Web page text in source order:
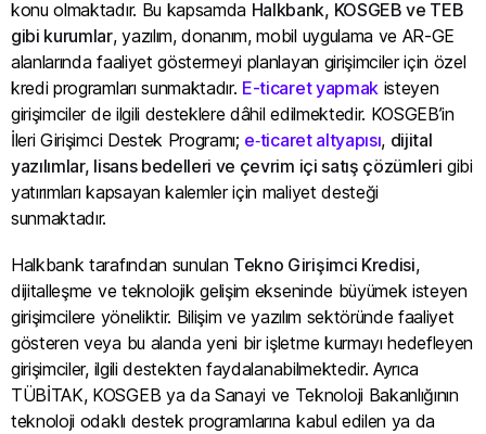
konu olmaktadır. Bu kapsamda Halkbank, KOSGEB ve TEB
gibi kurumlar, yazılım, donanım, mobil uygulama ve AR-GE
alanlarında faaliyet göstermeyi planlayan girişimciler için özel
kredi programları sunmaktadır. E-ticaret yapmak isteyen
girişimciler de ilgili desteklere dâhil edilmektedir. KOSGEB’in
İleri Girişimci Destek Programı; e‑ticaret altyapısı, dijital
yazılımlar, lisans bedelleri ve çevrim içi satış çözümleri gibi
yatırımları kapsayan kalemler için maliyet desteği
sunmaktadır.
Halkbank tarafından sunulan Tekno Girişimci Kredisi,
dijitalleşme ve teknolojik gelişim ekseninde büyümek isteyen
girişimcilere yöneliktir. Bilişim ve yazılım sektöründe faaliyet
gösteren veya bu alanda yeni bir işletme kurmayı hedefleyen
girişimciler, ilgili destekten faydalanabilmektedir. Ayrıca
TÜBİTAK, KOSGEB ya da Sanayi ve Teknoloji Bakanlığının
teknoloji odaklı destek programlarına kabul edilen ya da